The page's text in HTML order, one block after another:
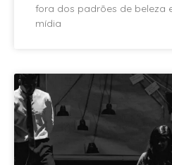
fora dos padrões de beleza
mídia